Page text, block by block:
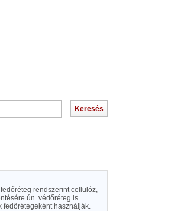
fedőréteg rendszerint cellulóz,
ún. védőréteg is
fedőrétegeként használják.